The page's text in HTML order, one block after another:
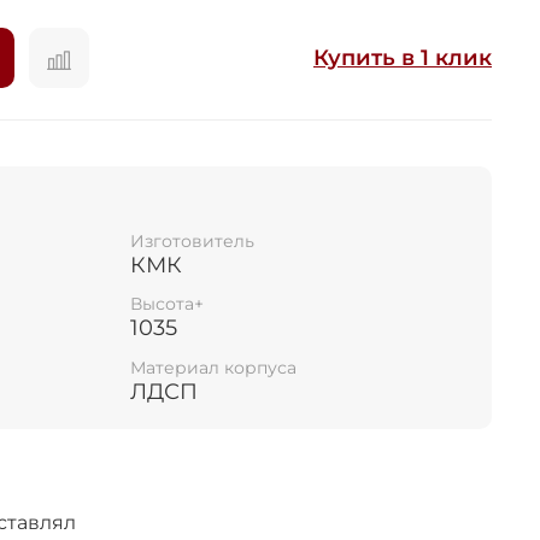
Купить в 1 клик
Изготовитель
КМК
Высота+
1035
Материал корпуса
ЛДСП